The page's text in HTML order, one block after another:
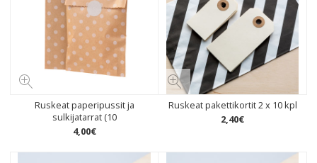
Ruskeat paperipussit ja
sulkijatarrat (10
4,00€
Ruskeat pakettikortit 2 x 10 kpl
2,40€